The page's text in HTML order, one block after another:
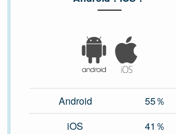
Android
55％
iOS
41％